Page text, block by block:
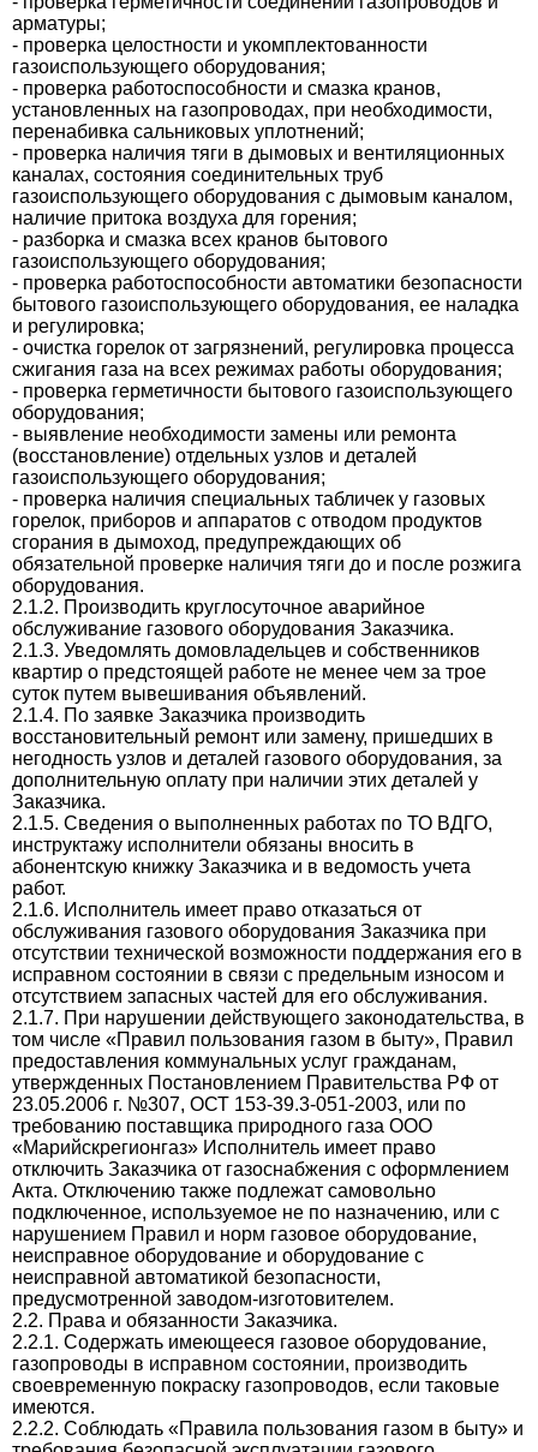
арматуры;
- проверка целостности и укомплектованности
газоиспользующего оборудования;
- проверка работоспособности и смазка кранов,
установленных на газопроводах, при необходимости,
перенабивка сальниковых уплотнений;
- проверка наличия тяги в дымовых и вентиляционных
каналах, состояния соединительных труб
газоиспользующего оборудования с дымовым каналом,
наличие притока воздуха для горения;
- разборка и смазка всех кранов бытового
газоиспользующего оборудования;
- проверка работоспособности автоматики безопасности
бытового газоиспользующего оборудования, ее наладка
и регулировка;
- очистка горелок от загрязнений, регулировка процесса
сжигания газа на всех режимах работы оборудования;
- проверка герметичности бытового газоиспользующего
оборудования;
- выявление необходимости замены или ремонта
(восстановление) отдельных узлов и деталей
газоиспользующего оборудования;
- проверка наличия специальных табличек у газовых
горелок, приборов и аппаратов с отводом продуктов
сгорания в дымоход, предупреждающих об
обязательной проверке наличия тяги до и после розжига
оборудования.
2.1.2. Производить круглосуточное аварийное
обслуживание газового оборудования Заказчика.
2.1.3. Уведомлять домовладельцев и собственников
квартир о предстоящей работе не менее чем за трое
суток путем вывешивания объявлений.
2.1.4. По заявке Заказчика производить
восстановительный ремонт или замену, пришедших в
негодность узлов и деталей газового оборудования, за
дополнительную оплату при наличии этих деталей у
Заказчика.
2.1.5. Сведения о выполненных работах по ТО ВДГО,
инструктажу исполнители обязаны вносить в
абонентскую книжку Заказчика и в ведомость учета
работ.
2.1.6. Исполнитель имеет право отказаться от
обслуживания газового оборудования Заказчика при
отсутствии технической возможности поддержания его в
исправном состоянии в связи с предельным износом и
отсутствием запасных частей для его обслуживания.
2.1.7. При нарушении действующего законодательства, в
том числе «Правил пользования газом в быту», Правил
предоставления коммунальных услуг гражданам,
утвержденных Постановлением Правительства РФ от
23.05.2006 г. №307, ОСТ 153-39.3-051-2003, или по
требованию поставщика природного газа ООО
«Марийскрегионгаз» Исполнитель имеет право
отключить Заказчика от газоснабжения с оформлением
Акта. Отключению также подлежат самовольно
подключенное, используемое не по назначению, или с
нарушением Правил и норм газовое оборудование,
неисправное оборудование и оборудование с
неисправной автоматикой безопасности,
предусмотренной заводом-изготовителем.
2.2. Права и обязанности Заказчика.
2.2.1. Содержать имеющееся газовое оборудование,
газопроводы в исправном состоянии, производить
своевременную покраску газопроводов, если таковые
имеются.
2.2.2. Соблюдать «Правила пользования газом в быту» и